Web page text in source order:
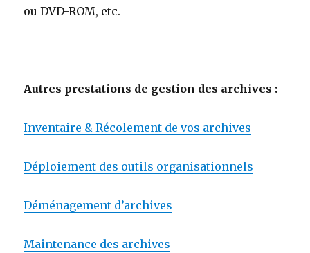
ou DVD-ROM, etc.
Autres prestations de gestion des archives :
Inventaire & Récolement de vos archives
Déploiement des outils organisationnels
Déménagement d’archives
Maintenance des archives